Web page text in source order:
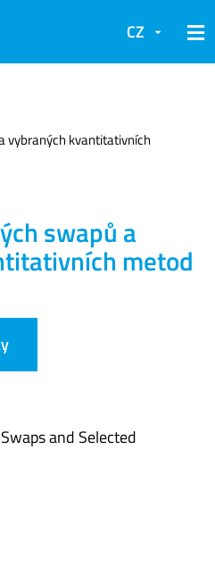
CZ
vybraných kvantitativních
swapů a
metod
and Selected